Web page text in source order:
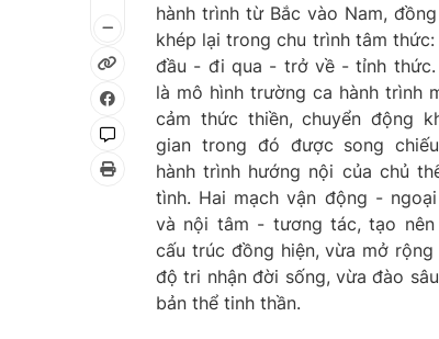
hành trình từ Bắc vào Nam,
khép lại trong chu trình tâm thức:
đầu - đi qua - trở về - tỉnh
là mô hình trường ca hành trình
cảm thức thiền, chuyển động
gian trong đó được song
hành trình hướng nội của chủ
tình. Hai mạch vận động -
và nội tâm - tương tác, tạo nên
cấu trúc đồng hiện, vừa mở rộng
độ tri nhận đời sống, vừa đào
bản thể tinh thần.